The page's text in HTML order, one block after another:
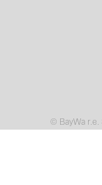
© BayWa r.e.